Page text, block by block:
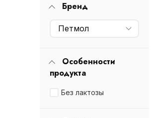
Бренд
Петмол
Особенности
продукта
Без лактозы